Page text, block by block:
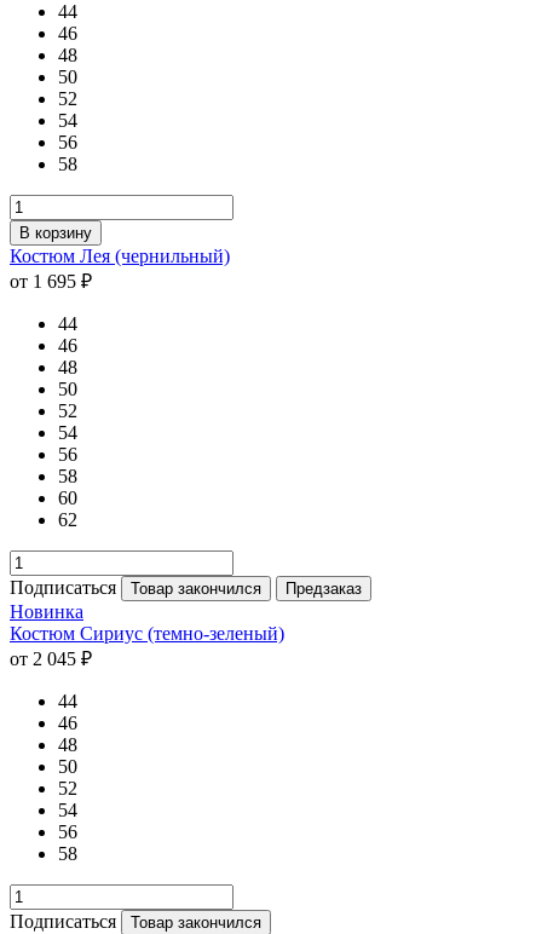
44
46
48
50
52
54
56
58
В корзину
Костюм Лея (чернильный)
от 1 695 ₽
44
46
48
50
52
54
56
58
60
62
Подписаться Товар закончился Предзаказ
Новинка
Костюм Сириус (темно-зеленый)
от 2 045 ₽
44
46
48
50
52
54
56
58
Подписаться Товар закончился